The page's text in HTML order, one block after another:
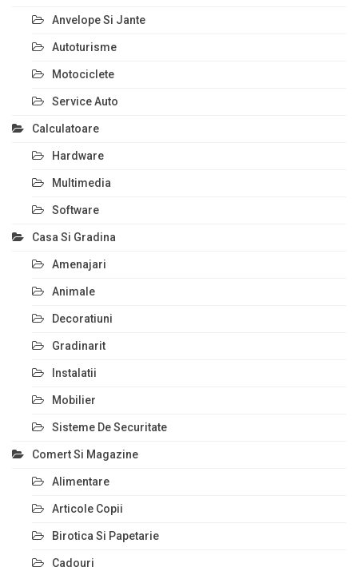
Anvelope Si Jante
Autoturisme
Motociclete
Service Auto
Calculatoare
Hardware
Multimedia
Software
Casa Si Gradina
Amenajari
Animale
Decoratiuni
Gradinarit
Instalatii
Mobilier
Sisteme De Securitate
Comert Si Magazine
Alimentare
Articole Copii
Birotica Si Papetarie
Cadouri